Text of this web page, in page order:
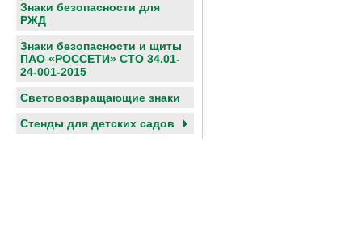
Знаки безопасности для
РЖД
Знаки безопасности и щиты
ПАО «РОССЕТИ» СТО 34.01-
24-001-2015
Световозвращающие знаки
Cтенды для детских садов